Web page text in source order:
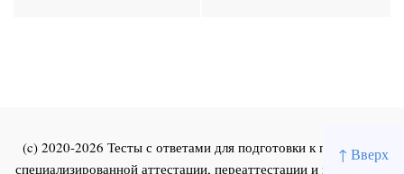
↑ Вверх
(c) 2020-2026 Тесты с ответами для подготовки к первичной
специализированной аттестации, переаттестации и повышения